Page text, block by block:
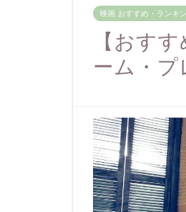
映画 おすすめ・ランキ
【おす
ーム・プ